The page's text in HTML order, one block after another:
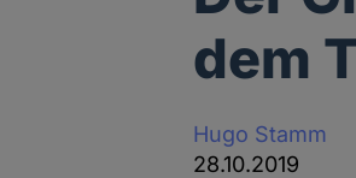
dem
Hugo Stamm
28.10.2019